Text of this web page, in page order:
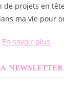
projets en
ma vie pour
En savoir plus
NEWSLETTER